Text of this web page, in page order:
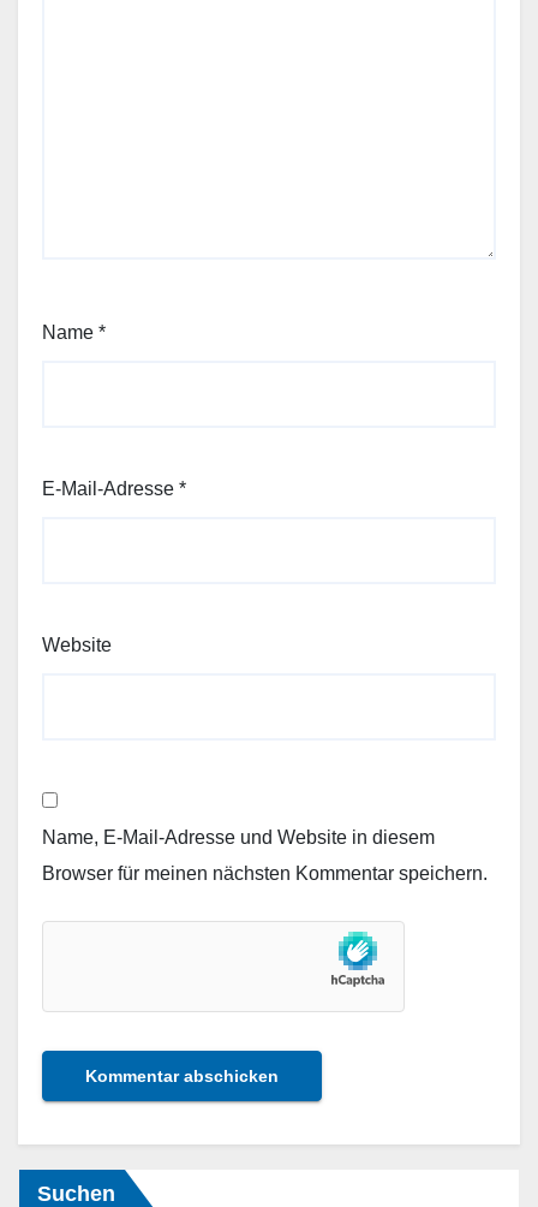
Name *
E-Mail-Adresse *
Website
Name, E-Mail-Adresse und Website in diesem
Browser für meinen nächsten Kommentar speichern.
Suchen